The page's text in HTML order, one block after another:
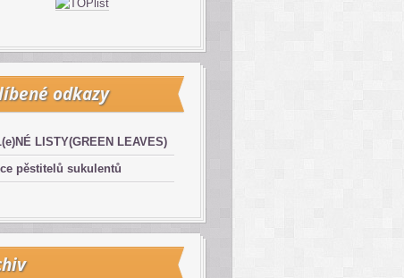
odkazy
LISTY(GREEN LEAVES)
pěstitelů sukulentů